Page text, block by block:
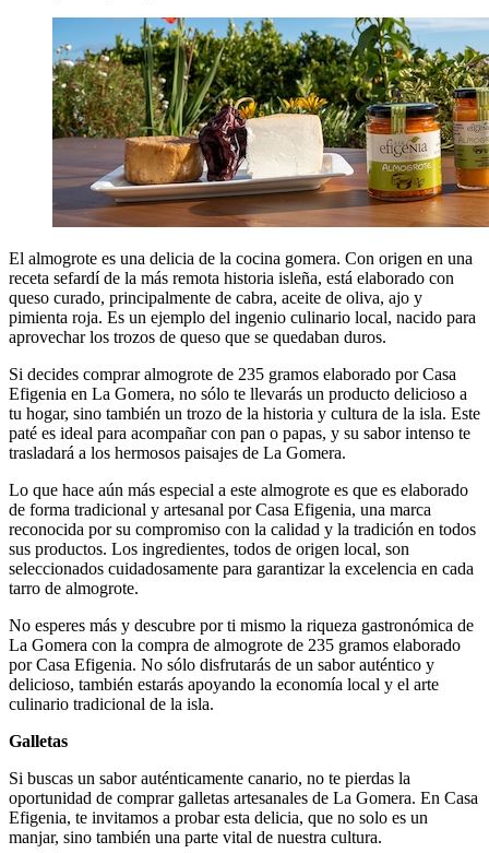
El almogrote es una delicia de la cocina gomera. Con origen en una
receta sefardí de la más remota historia isleña, está elaborado con
queso curado, principalmente de cabra, aceite de oliva, ajo y
pimienta roja. Es un ejemplo del ingenio culinario local, nacido para
aprovechar los trozos de queso que se quedaban duros.
Si decides comprar almogrote de 235 gramos elaborado por Casa
Efigenia en La Gomera, no sólo te llevarás un producto delicioso a
tu hogar, sino también un trozo de la historia y cultura de la isla. Este
paté es ideal para acompañar con pan o papas, y su sabor intenso te
trasladará a los hermosos paisajes de La Gomera.
Lo que hace aún más especial a este almogrote es que es elaborado
de forma tradicional y artesanal por Casa Efigenia, una marca
reconocida por su compromiso con la calidad y la tradición en todos
sus productos. Los ingredientes, todos de origen local, son
seleccionados cuidadosamente para garantizar la excelencia en cada
tarro de almogrote.
No esperes más y descubre por ti mismo la riqueza gastronómica de
La Gomera con la compra de almogrote de 235 gramos elaborado
por Casa Efigenia. No sólo disfrutarás de un sabor auténtico y
delicioso, también estarás apoyando la economía local y el arte
culinario tradicional de la isla.
Galletas
Si buscas un sabor auténticamente canario, no te pierdas la
oportunidad de comprar galletas artesanales de La Gomera. En Casa
Efigenia, te invitamos a probar esta delicia, que no solo es un
manjar, sino también una parte vital de nuestra cultura.